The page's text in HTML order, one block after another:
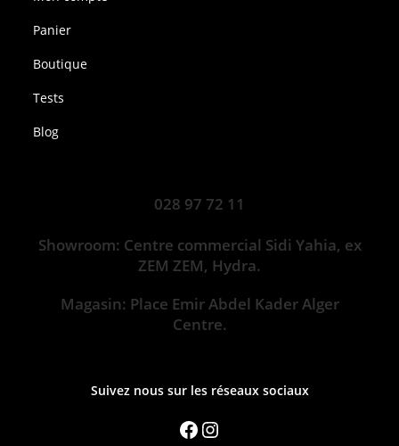
Panier
Boutique
Tests
Blog
028 97 72 11
Showroom: Centre commercial Sidi Yahia, ex
ZEM ZEM, Hydra.
Magasin: Place Emir Abdel Kader Alger
Centre.
Suivez nous sur les réseaux sociaux